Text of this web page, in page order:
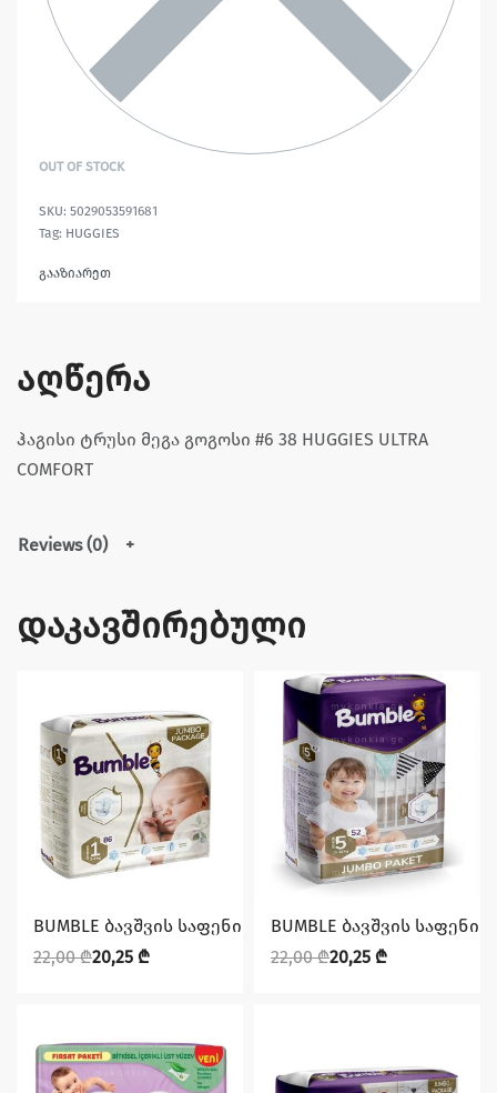
OUT OF STOCK
5029053591681
Tag: HUGGIES
გააზიარეთ
აღწერა
ჰაგისი ტრუსი მეგა გოგოსი #6 38 HUGGIES ULTRA
COMFORT
Reviews (0)
დაკავშირებული
BUMBLE ბავშვის საფენი N1 (3-6) 86ც
22,00₾20,25 ₾
BUMBLE ბავშვის საფენი
22,00₾20,25 ₾